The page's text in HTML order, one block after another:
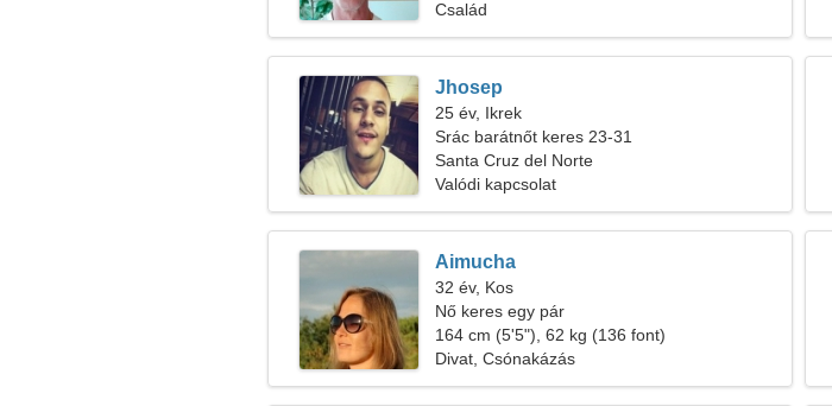
Család
Jhosep
25 év, Ikrek
Srác barátnőt keres 23-31
Santa Cruz del Norte
Valódi kapcsolat
Aimucha
32 év, Kos
Nő keres egy pár
164 cm (5'5"), 62 kg (136 font)
Divat, Csónakázás